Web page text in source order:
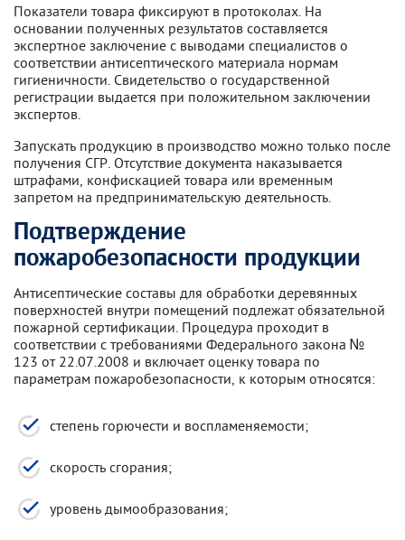
Показатели товара фиксируют в протоколах. На
основании полученных результатов составляется
экспертное заключение с выводами специалистов о
соответствии антисептического материала нормам
гигиеничности. Свидетельство о государственной
регистрации выдается при положительном заключении
экспертов.
Запускать продукцию в производство можно только после
получения СГР. Отсутствие документа наказывается
штрафами, конфискацией товара или временным
запретом на предпринимательскую деятельность.
Подтверждение
пожаробезопасности продукции
Антисептические составы для обработки деревянных
поверхностей внутри помещений подлежат обязательной
пожарной сертификации. Процедура проходит в
соответствии с требованиями Федерального закона №
123 от 22.07.2008 и включает оценку товара по
параметрам пожаробезопасности, к которым относятся:
степень горючести и воспламеняемости;
скорость сгорания;
уровень дымообразования;